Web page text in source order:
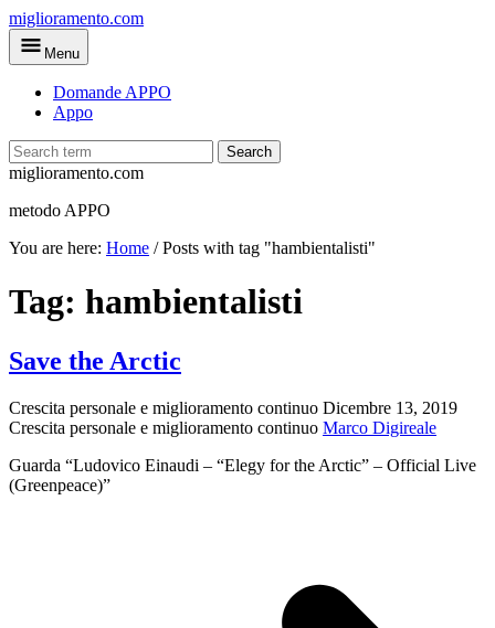
Skip
to
main
miglioramento.com
Menu
Domande APPO
Appo
Search
miglioramento.com
metodo APPO
You are here: Home /Posts with tag "hambientalisti"
Tag: hambientalisti
Save the Arctic
Crescita personale e miglioramento continuo Dicembre 13, 2019
Crescita personale e miglioramento continuo Marco Digireale
Guarda “Ludovico Einaudi – “Elegy for the Arctic” – Official Live
(Greenpeace)”